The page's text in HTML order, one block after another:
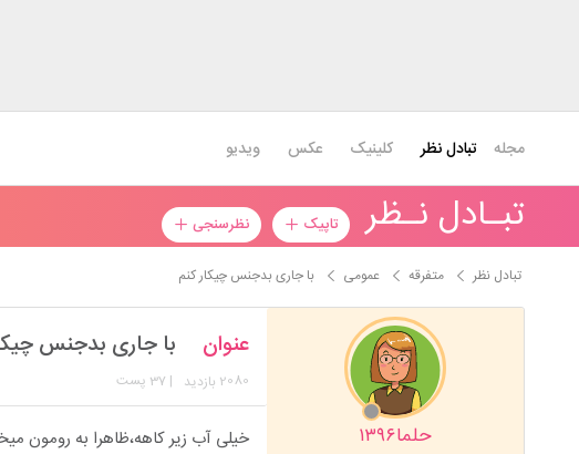
مجله تبادل نظر کلینیک عکس ویدیو
تبـادل نـظر تاپیک نظرسنجی
تبادل نظر متفرقه عمومی با جاری بدجنس چیکار کنم
حلما۱۳۹۶
عنوان با جاری بدجنس
2080 بازدید | 37 پست
خیلی آب زیر کاهه،ظاهرا به رومون